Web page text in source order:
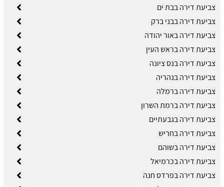
צביעת דירה בבת ים
צביעת דירה בבני ברק
צביעת דירה באור יהודה
צביעת דירה בראש העין
צביעת דירה בנס ציונה
צביעת דירה בנהריה
צביעת דירה ברמלה
צביעת דירה ברמת השרון
צביעת דירה בגבעתיים
צביעת דירה בחריש
צביעת דירה בשוהם
צביעת דירה בכרמיאל
צביעת דירה בפרדס חנה